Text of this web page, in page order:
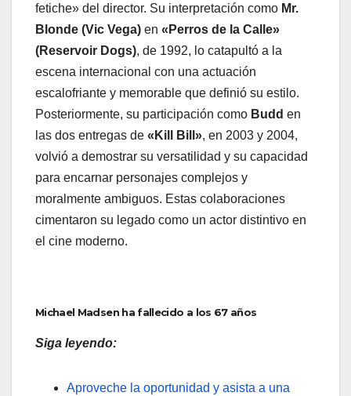
fetiche» del director. Su interpretación como Mr.
Blonde (Vic Vega) en «Perros de la Calle»
(Reservoir Dogs), de 1992, lo catapultó a la
escena internacional con una actuación
escalofriante y memorable que definió su estilo.
Posteriormente, su participación como Budd en
las dos entregas de «Kill Bill», en 2003 y 2004,
volvió a demostrar su versatilidad y su capacidad
para encarnar personajes complejos y
moralmente ambiguos. Estas colaboraciones
cimentaron su legado como un actor distintivo en
el cine moderno.
Michael Madsen ha fallecido a los 67 años
Siga leyendo:
Aproveche la oportunidad y asista a una